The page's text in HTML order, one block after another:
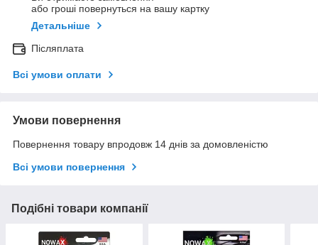
або гроші повернуться на вашу картку
Детальніше
Післяплата
Всі умови оплати
Умови повернення
Повернення товару впродовж 14 днів за домовленістю
Всі умови повернення
Подібні товари компанії